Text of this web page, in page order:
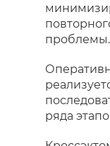
проблемы.
ряда